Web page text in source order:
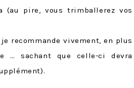
(au pire, vous trimballerez vos
je recommande vivement, en plus
… sachant que celle-ci devra